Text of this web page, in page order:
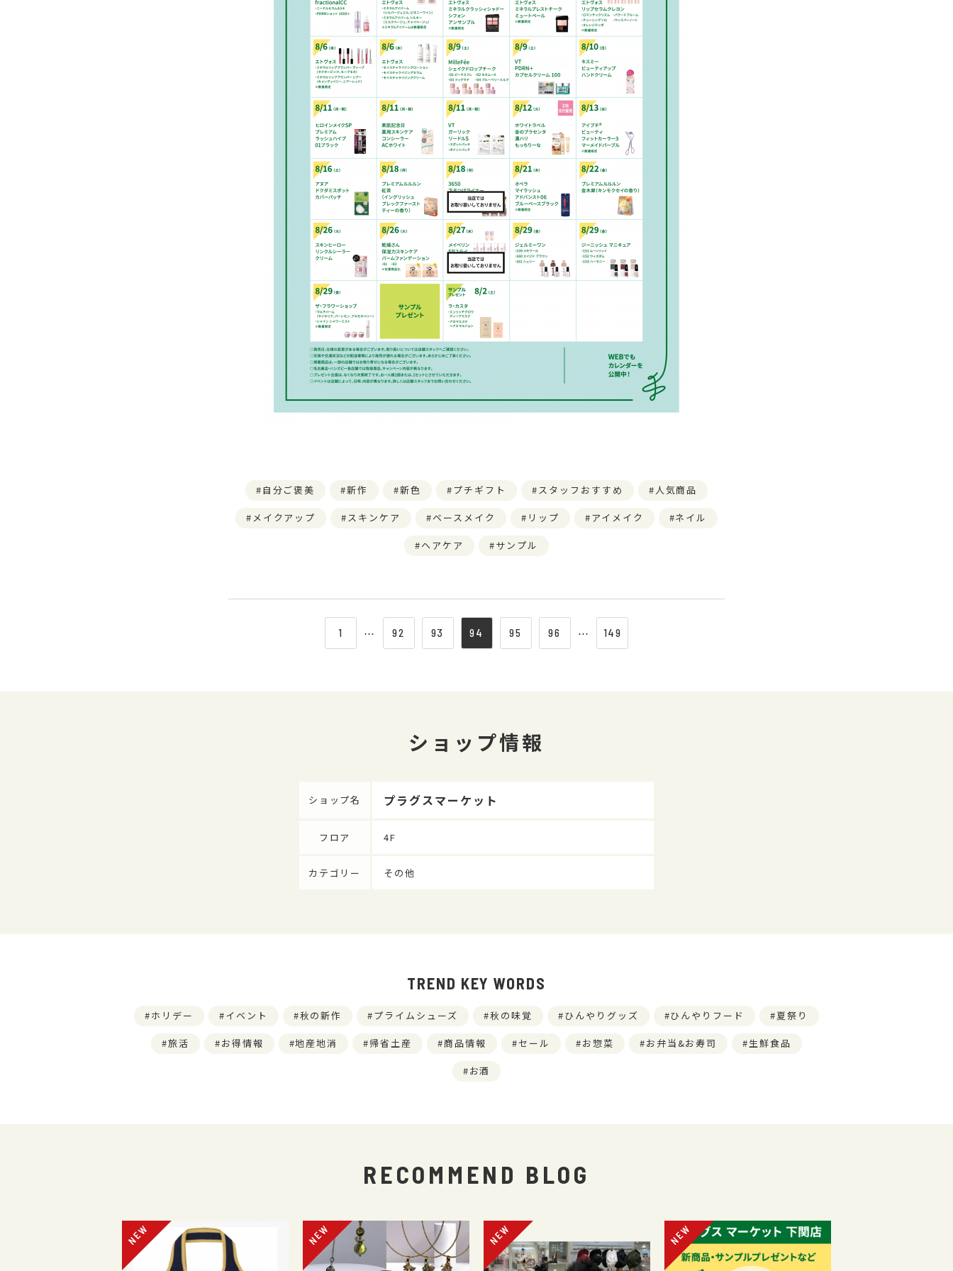
自分ご褒美 新作 新色 プチギフト スタッフおすすめ 人気商品
メイクアップ スキンケア ベースメイク リップ アイメイク ネイル
ヘアケア サンプル
1 ⋯ 92 93 94 95 96 ⋯ 149
ショップ情報
ショップ名 プラグスマーケット
フロア 4F
カテゴリー その他
TREND KEY WORDS
ホリデー イベント 秋の新作 プライムシューズ 秋の味覚 ひんやりグッズ ひんやりフード 夏祭り
旅活 お得情報 地産地消 帰省土産 商品情報 セール お惣菜 お弁当&お寿司 生鮮食品
お酒
RECOMMEND BLOG